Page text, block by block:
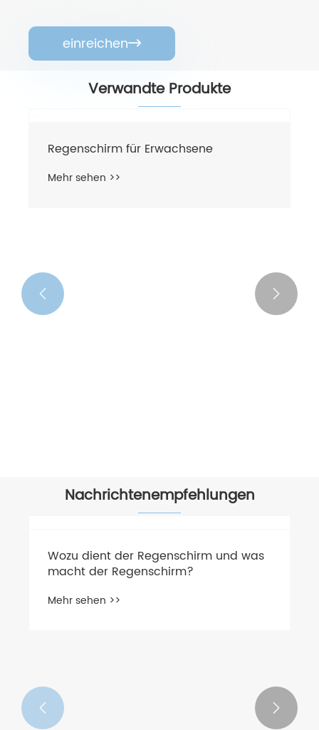
einreichen
Verwandte Produkte
 
Nachrichtenempfehlungen
Mehr sehen >>
 